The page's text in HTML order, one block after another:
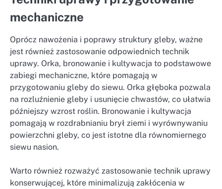
mechaniczne
Oprócz nawożenia i poprawy struktury gleby, ważne
jest również zastosowanie odpowiednich technik
uprawy. Orka, bronowanie i kultywacja to podstawowe
zabiegi mechaniczne, które pomagają w
przygotowaniu gleby do siewu. Orka głęboka pozwala
na rozluźnienie gleby i usunięcie chwastów, co ułatwia
późniejszy wzrost roślin. Bronowanie i kultywacja
pomagają w rozdrabnianiu brył ziemi i wyrównywaniu
powierzchni gleby, co jest istotne dla równomiernego
siewu nasion.
Warto również rozważyć zastosowanie technik uprawy
konserwującej, które minimalizują zakłócenia w